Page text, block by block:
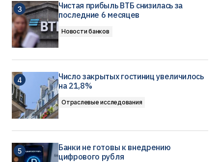
Чистая прибыль ВТБ снизилась за
последние 6 месяцев
Новости банков
Число закрытых гостиниц увеличилось
на 21,8%
Отраслевые исследования
Банки не готовы к внедрению
цифрового рубля